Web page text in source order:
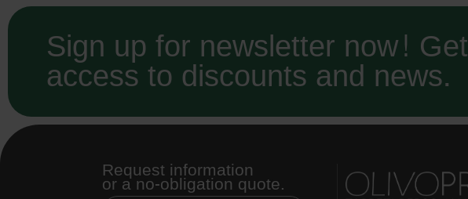
Sign up for newsletter now! Get
access to discounts and news.
Request information
or a no-obligation quote.